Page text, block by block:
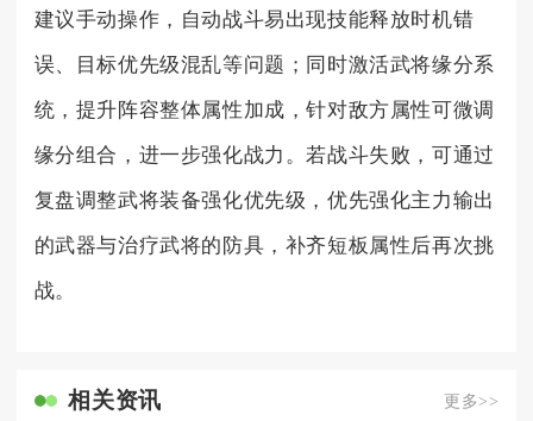
建议手动操作，自动战斗易出现技能释放时机错
误、目标优先级混乱等问题；同时激活武将缘分系
统，提升阵容整体属性加成，针对敌方属性可微调
缘分组合，进一步强化战力。若战斗失败，可通过
复盘调整武将装备强化优先级，优先强化主力输出
的武器与治疗武将的防具，补齐短板属性后再次挑
战。
相关资讯 更多>>